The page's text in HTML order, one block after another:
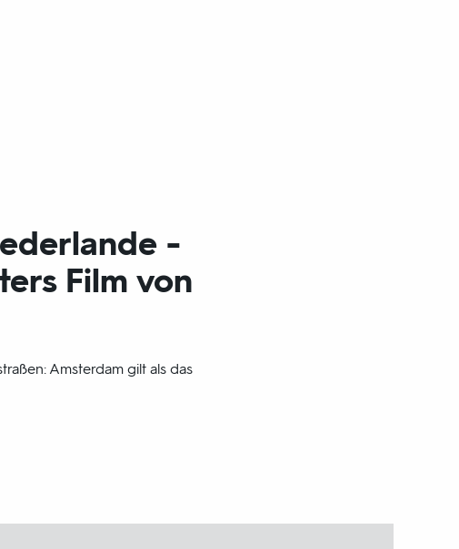
-
Film von
Amsterdam gilt als das